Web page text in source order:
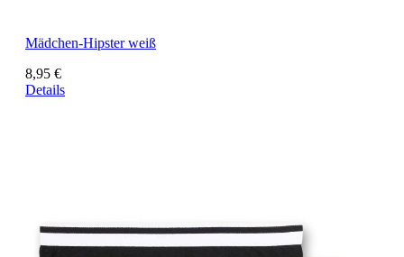
Mädchen-Hipster weiß
8,95 €
Details